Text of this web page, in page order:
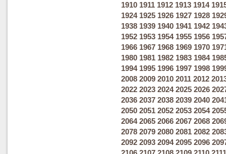
1910 1911 1912 1913 1914
1924 1925 1926 1927 1928
1938 1939 1940 1941 1942
1952 1953 1954 1955 1956
1966 1967 1968 1969 1970
1980 1981 1982 1983 1984
1994 1995 1996 1997 1998
2008 2009 2010 2011 2012
2022 2023 2024 2025 2026
2036 2037 2038 2039 2040
2050 2051 2052 2053 2054
2064 2065 2066 2067 2068
2078 2079 2080 2081 2082
2092 2093 2094 2095 2096